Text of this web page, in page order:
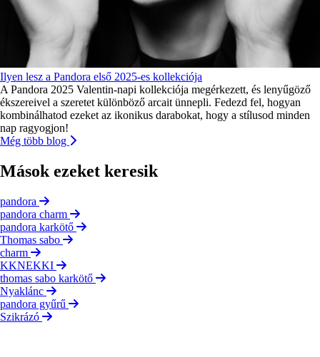
Ilyen lesz a Pandora első 2025-es kollekciója
A Pandora 2025 Valentin-napi kollekciója megérkezett, és lenyűgöző
ékszereivel a szeretet különböző arcait ünnepli. Fedezd fel, hogyan
kombinálhatod ezeket az ikonikus darabokat, hogy a stílusod minden
nap ragyogjon!
Még több blog
Mások ezeket keresik
pandora
pandora charm
pandora karkötő
Thomas sabo
charm
KKNEKKI
thomas sabo karkötő
Nyaklánc
pandora gyűrű
Szikrázó